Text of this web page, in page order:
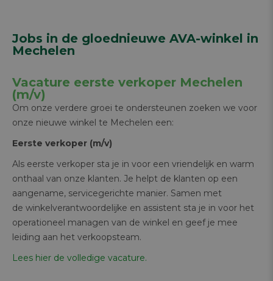
Jobs in de gloednieuwe AVA-winkel in
Mechelen
Vacature eerste verkoper Mechelen
(m/v)
Om onze verdere groei te ondersteunen zoeken we voor
onze nieuwe winkel te Mechelen een:
Eerste verkoper (m/v)
Als eerste verkoper sta je in voor een vriendelijk en warm
onthaal van onze klanten. Je helpt de klanten op een
aangename, servicegerichte manier. Samen met
de winkelverantwoordelijke en assistent sta je in voor het
operationeel managen van de winkel en geef je mee
leiding aan het verkoopsteam.
Lees hier de volledige vacature.